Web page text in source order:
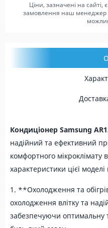
Ціни, зазначені на
замовлення наш менеджер
Кондиціонер Samsung
надійний та ефективний
комфортного
характеристики цієї
1. **Охолодження та
охолодження влітку та
забезпечуючи